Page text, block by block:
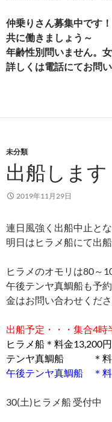
仲乗りさん募集中です！
共に働きましょう～
年齢性別問いません。
詳しくは電話にてお問い
未分類
出船します
2019年11月29日
連日風強く出船中止とな
明日はヒラメ船にて出
ヒラメのオモリは80～
午後テンヤ真鯛船も予
金はお問い合わせくださ
出船予定・・・集合4時
ヒラメ船＊料金13,200
テンヤ真鯛船 ＊料
午後テンヤ真鯛船 ＊料
30(土)ヒラメ船 受付中